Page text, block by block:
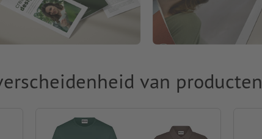
van producten